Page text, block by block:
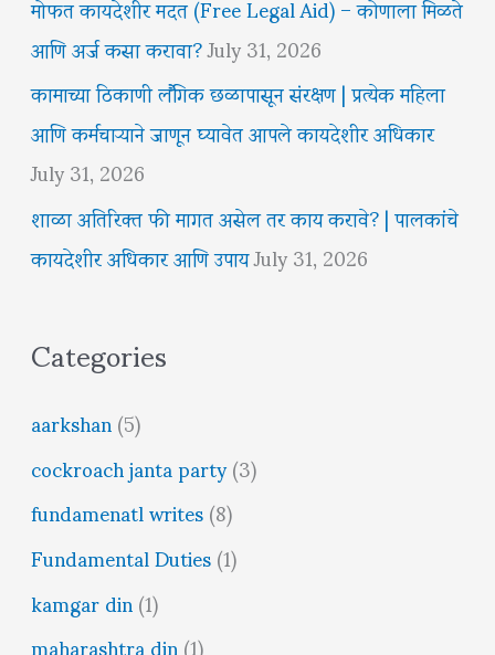
आणि अर्ज कसा करावा?July 31, 2026
कामाच्या ठिकाणी लैंगिक छळापासून संरक्षण | प्रत्येक महिला
आणि कर्मचाऱ्याने जाणून घ्यावेत आपले कायदेशीर अधिकार
July 31, 2026
शाळा अतिरिक्त फी मागत असेल तर काय करावे? | पालकांचे
कायदेशीर अधिकार आणि उपायJuly 31, 2026
Categories
aarkshan(5)
cockroach janta party(3)
fundamenatl writes(8)
Fundamental Duties(1)
kamgar din(1)